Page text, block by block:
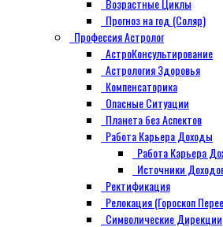
Возрастные Циклы
Прогноз на год (Соляр)
Профессия Астролог
АстроКонсультирование
Астрология Здоровья
Компенсаторика
Опасные Ситуации
Планета без Аспектов
Работа Карьера Доходы
Работа Карьера
Источники
Ректификация
Релокация (Гороскоп
Символические Дирекции